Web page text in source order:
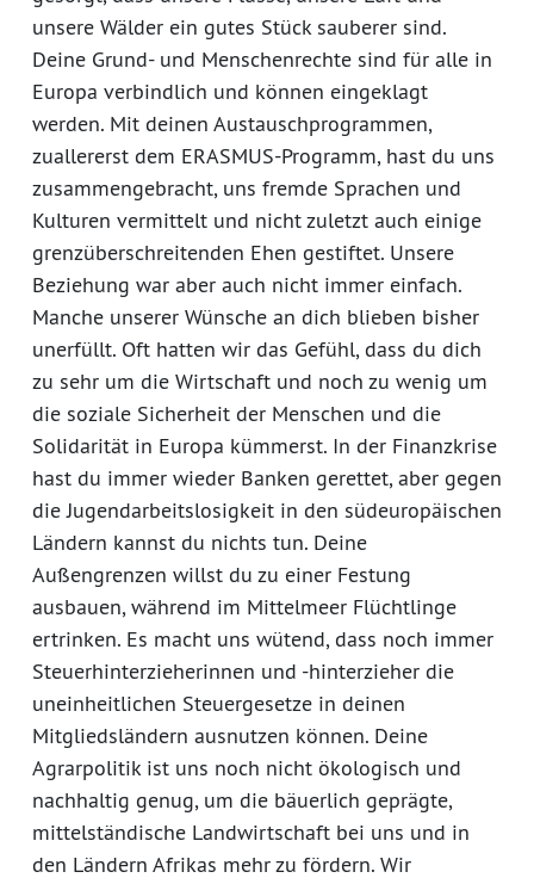
unsere Wälder ein gutes Stück sauberer sind.
Deine Grund- und Menschenrechte sind für alle in
Europa verbindlich und können eingeklagt
werden. Mit deinen Austauschprogrammen,
zuallererst dem ERASMUS-Programm, hast du uns
zusammengebracht, uns fremde Sprachen und
Kulturen vermittelt und nicht zuletzt auch einige
grenzüberschreitenden Ehen gestiftet. Unsere
Beziehung war aber auch nicht immer einfach.
Manche unserer Wünsche an dich blieben bisher
unerfüllt. Oft hatten wir das Gefühl, dass du dich
zu sehr um die Wirtschaft und noch zu wenig um
die soziale Sicherheit der Menschen und die
Solidarität in Europa kümmerst. In der Finanzkrise
hast du immer wieder Banken gerettet, aber gegen
die Jugendarbeitslosigkeit in den südeuropäischen
Ländern kannst du nichts tun. Deine
Außengrenzen willst du zu einer Festung
ausbauen, während im Mittelmeer Flüchtlinge
ertrinken. Es macht uns wütend, dass noch immer
Steuerhinterzieherinnen und -hinterzieher die
uneinheitlichen Steuergesetze in deinen
Mitgliedsländern ausnutzen können. Deine
Agrarpolitik ist uns noch nicht ökologisch und
nachhaltig genug, um die bäuerlich geprägte,
mittelständische Landwirtschaft bei uns und in
den Ländern Afrikas mehr zu fördern. Wir